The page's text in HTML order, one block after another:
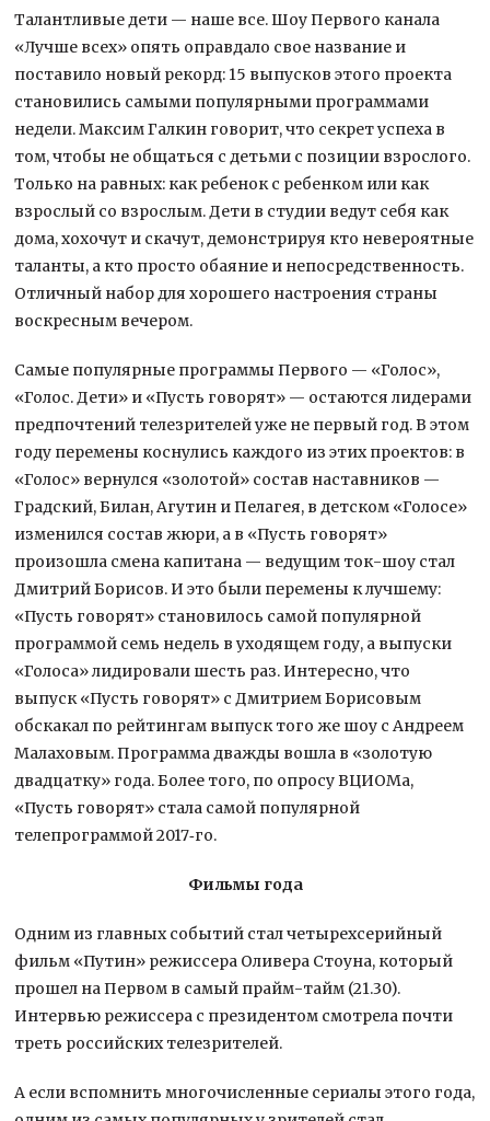
Талантливые дети — наше все. Шоу Первого канала
«Лучше всех» опять оправдало свое название и
поставило новый рекорд: 15 выпусков этого проекта
становились самыми популярными программами
недели. Максим Галкин говорит, что секрет успеха в
том, чтобы не общаться с детьми с позиции взрослого.
Только на равных: как ребенок с ребенком или как
взрослый со взрослым. Дети в студии ведут себя как
дома, хохочут и скачут, демонстрируя кто невероятные
таланты, а кто просто обаяние и непосредственность.
Отличный набор для хорошего настроения страны
воскресным вечером.
Самые популярные программы Первого — «Голос»,
«Голос. Дети» и «Пусть говорят» — остаются лидерами
предпочтений телезрителей уже не первый год. В этом
году перемены коснулись каждого из этих проектов: в
«Голос» вернулся «золотой» состав наставников —
Градский, Билан, Агутин и Пелагея, в детском «Голосе»
изменился состав жюри, а в «Пусть говорят»
произошла смена капитана — ведущим ток-шоу стал
Дмитрий Борисов. И это были перемены к лучшему:
«Пусть говорят» становилось самой популярной
программой семь недель в уходящем году, а выпуски
«Голоса» лидировали шесть раз. Интересно, что
выпуск «Пусть говорят» с Дмитрием Борисовым
обскакал по рейтингам выпуск того же шоу с Андреем
Малаховым. Программа дважды вошла в «золотую
двадцатку» года. Более того, по опросу ВЦИОМа,
«Пусть говорят» стала самой популярной
телепрограммой 2017‑го.
Фильмы года
Одним из главных событий стал четырехсерийный
фильм «Путин» режиссера Оливера Стоуна, который
прошел на Первом в самый прайм-тайм (21.30).
Интервью режиссера с президентом смотрела почти
треть российских телезрителей.
А если вспомнить многочисленные сериалы этого года,